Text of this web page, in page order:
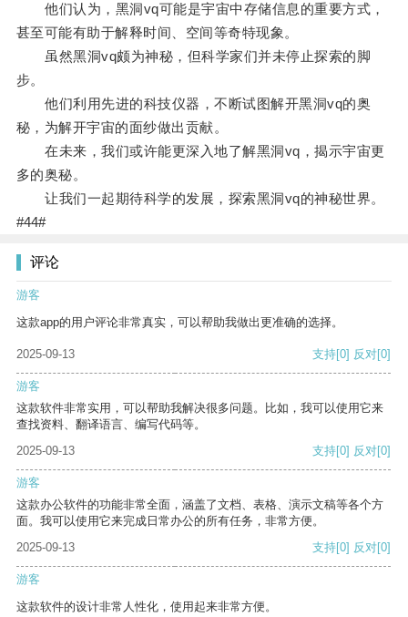
他们认为，黑洞vq可能是宇宙中存储信息的重要方式，
甚至可能有助于解释时间、空间等奇特现象。
虽然黑洞vq颇为神秘，但科学家们并未停止探索的脚
步。
他们利用先进的科技仪器，不断试图解开黑洞vq的奥
秘，为解开宇宙的面纱做出贡献。
在未来，我们或许能更深入地了解黑洞vq，揭示宇宙更
多的奥秘。
让我们一起期待科学的发展，探索黑洞vq的神秘世界。
#44#
评论
游客
这款app的用户评论非常真实，可以帮助我做出更准确的选择。
2025-09-13 支持[0] 反对[0]
游客
这款软件非常实用，可以帮助我解决很多问题。比如，我可以使用它来
查找资料、翻译语言、编写代码等。
2025-09-13
支持[0] 反对[0]
游客
这款办公软件的功能非常全面，涵盖了文档、表格、演示文稿等各个方
面。我可以使用它来完成日常办公的所有任务，非常方便。
2025-09-13
支持[0] 反对[0]
游客
这款软件的设计非常人性化，使用起来非常方便。